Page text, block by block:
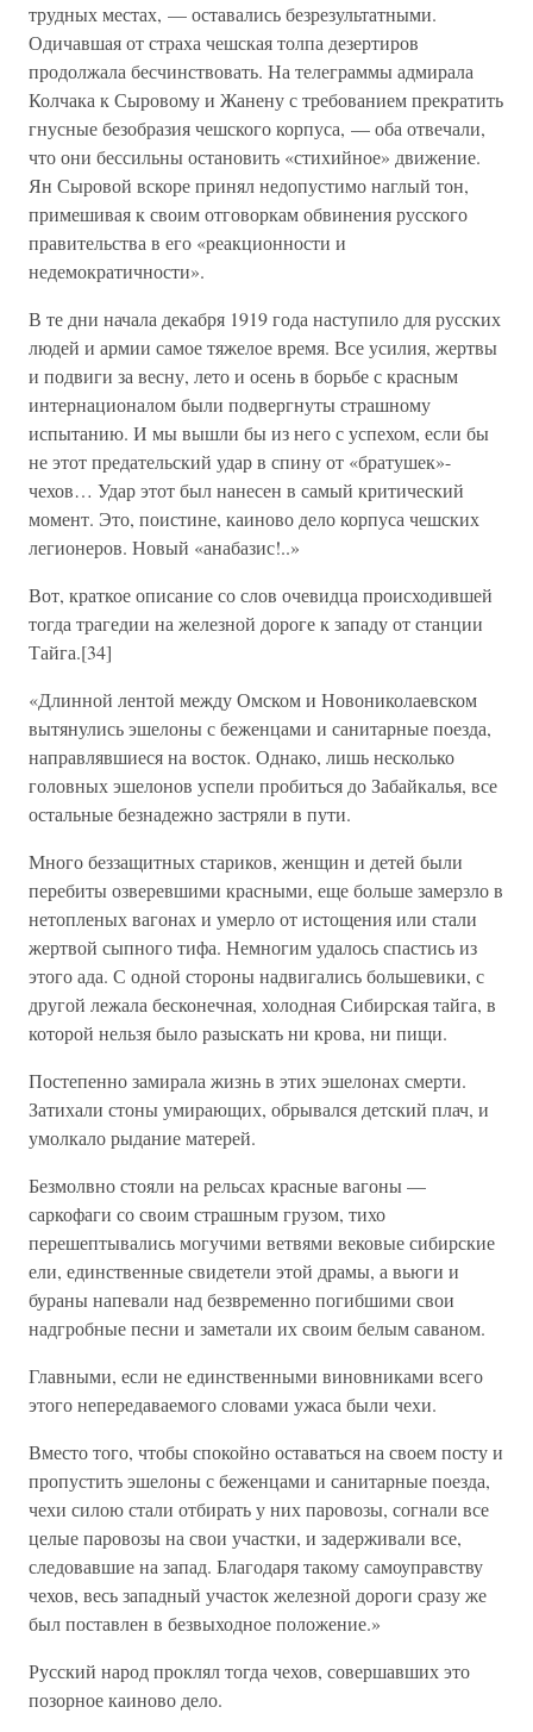
трудных местах, — оставались безрезультатными.
Одичавшая от страха чешская толпа дезертиров
продолжала бесчинствовать. На телеграммы адмирала
Колчака к Сыровому и Жанену с требованием прекратить
гнусные безобразия чешского корпуса, — оба отвечали,
что они бессильны остановить «стихийное» движение.
Ян Сыровой вскоре принял недопустимо наглый тон,
примешивая к своим отговоркам обвинения русского
правительства в его «реакционности и
недемократичности».
В те дни начала декабря 1919 года наступило для русских
людей и армии самое тяжелое время. Все усилия, жертвы
и подвиги за весну, лето и осень в борьбе с красным
интернационалом были подвергнуты страшному
испытанию. И мы вышли бы из него с успехом, если бы
не этот предательский удар в спину от «братушек»-
чехов… Удар этот был нанесен в самый критический
момент. Это, поистине, каиново дело корпуса чешских
легионеров. Новый «анабазис!..»
Вот, краткое описание со слов очевидца происходившей
тогда трагедии на железной дороге к западу от станции
Тайга.[34]
«Длинной лентой между Омском и Новониколаевском
вытянулись эшелоны с беженцами и санитарные поезда,
направлявшиеся на восток. Однако, лишь несколько
головных эшелонов успели пробиться до Забайкалья, все
остальные безнадежно застряли в пути.
Много беззащитных стариков, женщин и детей были
перебиты озверевшими красными, еще больше замерзло в
нетопленых вагонах и умерло от истощения или стали
жертвой сыпного тифа. Немногим удалось спастись из
этого ада. С одной стороны надвигались большевики, с
другой лежала бесконечная, холодная Сибирская тайга, в
которой нельзя было разыскать ни крова, ни пищи.
Постепенно замирала жизнь в этих эшелонах смерти.
Затихали стоны умирающих, обрывался детский плач, и
умолкало рыдание матерей.
Безмолвно стояли на рельсах красные вагоны —
саркофаги со своим страшным грузом, тихо
перешептывались могучими ветвями вековые сибирские
ели, единственные свидетели этой драмы, а вьюги и
бураны напевали над безвременно погибшими свои
надгробные песни и заметали их своим белым саваном.
Главными, если не единственными виновниками всего
этого непередаваемого словами ужаса были чехи.
Вместо того, чтобы спокойно оставаться на своем посту и
пропустить эшелоны с беженцами и санитарные поезда,
чехи силою стали отбирать у них паровозы, согнали все
целые паровозы на свои участки, и задерживали все,
следовавшие на запад. Благодаря такому самоуправству
чехов, весь западный участок железной дороги сразу же
был поставлен в безвыходное положение.»
Русский народ проклял тогда чехов, совершавших это
позорное каиново дело.